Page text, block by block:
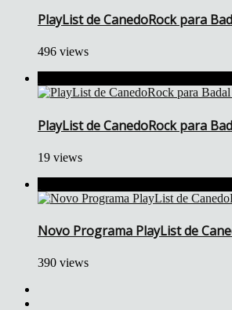
PlayList de CanedoRock para
496 views
PlayList de CanedoRock para
19 views
Novo Programa PlayList de
390 views